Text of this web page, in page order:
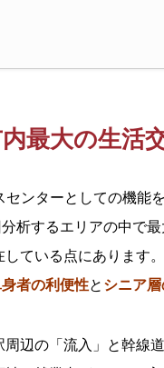
最大の生活
センターとしての機能
析するエリアの中で
ている点にあります
者の利便性と シニア
辺の「流入」と幹線